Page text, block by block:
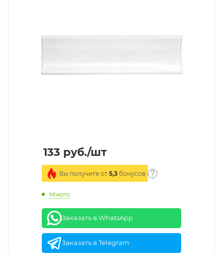
133 руб./шт
Вы получите от 5,3 бонусов
Много
Заказать в WhatsApp
Заказать в Telegram